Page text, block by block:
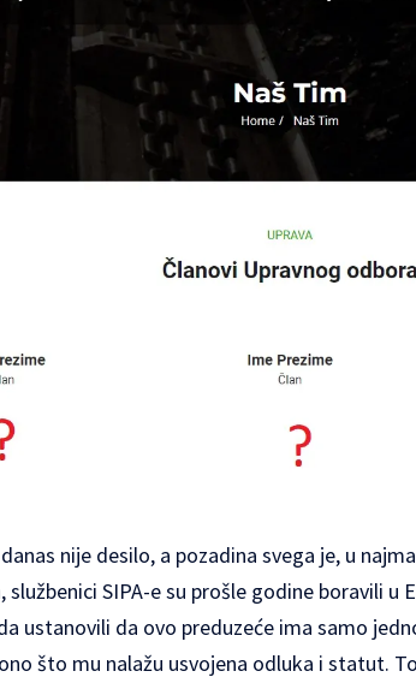
nije desilo, a pozadina svega je, u
službenici SIPA-e su prošle godine boravili
ustanovili da ovo preduzeće ima samo
što mu nalažu usvojena odluka i statut.